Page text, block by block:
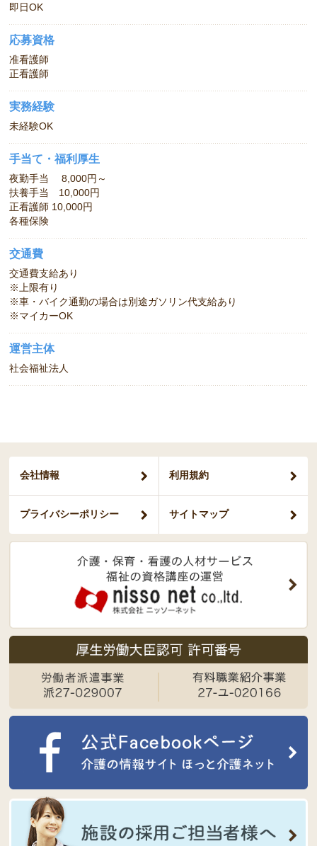
即日OK
応募資格
准看護師
正看護師
実務経験
未経験OK
手当て・福利厚生
夜勤手当 8,000円～
扶養手当 10,000円
正看護師 10,000円
各種保険
交通費
交通費支給あり
※上限有り
※車・バイク通勤の場合は別途ガソリン代支給あり
※マイカーOK
運営主体
社会福祉法人
会社情報 利用規約
プライバシーポリシー サイトマップ